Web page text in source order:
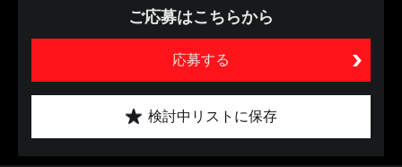
ご応募はこちらから
応募する
検討中リストに保存